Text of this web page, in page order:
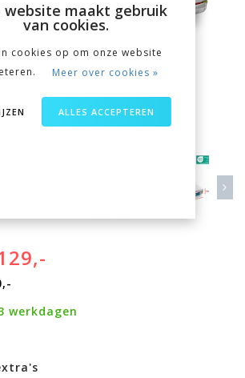
werkdagen
website maakt gebruik
van cookies.
cookies op om onze website
Meer over cookies »
ALLES ACCEPTEREN